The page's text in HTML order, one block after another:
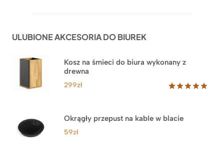
2.749zł
ULUBIONE AKCESORIA DO BIUREK
Kosz na śmieci do biura wykonany z
drewna
na
podstawie
299zł
Okrągły przepust na kable w blacie
59zł